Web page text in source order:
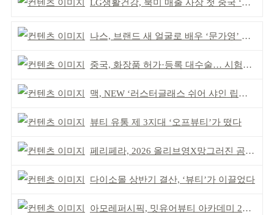
LG생활건강, 북미 매출 사상 첫 중국 ‘추월’
나스, 브랜드 새 얼굴로 배우 ‘문가영’ 발탁
중국, 화장품 허가·등록 대수술… 시험자료 공용 허용
맥, NEW ‘러스터글래스 쉬어 샤인 립스틱’ 출시
뷰티 유통 제 3지대 ‘오프뷰티’가 떴다
페리페라, 2026 올리브영X망그러진 곰 콜라보
다이소몰 상반기 결산, ‘뷰티’가 이끌었다
아모레퍼시픽, 밋유어뷰티 아카데미 2기 발대식